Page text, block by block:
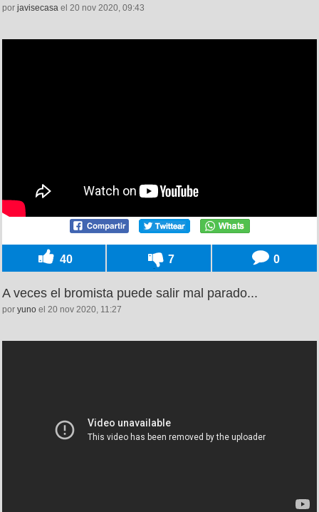
por javisecasa el 20 nov 2020, 09:43
40 7 0
A veces el bromista puede salir mal parado...
por yuno el 20 nov 2020, 11:27